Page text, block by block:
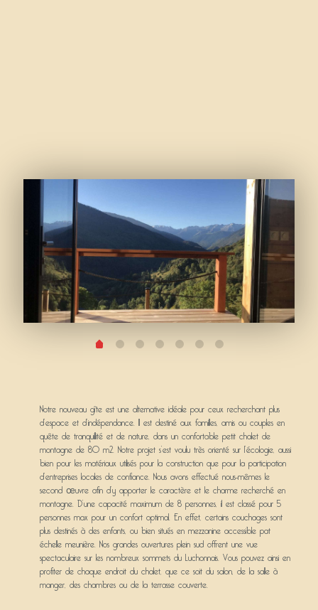
Notre nouveau gîte est une alternative idéale pour ceux recherchant plus
d’espace et d’indépendance. Il est destiné aux familles, amis ou couples en
quête de tranquillité et de nature, dans un confortable petit chalet de
montagne de 80 m2. Notre projet s’est voulu très orienté sur l’écologie, aussi
bien pour les matériaux utilisés pour la construction que pour la participation
d’entreprises locales de confiance. Nous avons effectué nous-mêmes le
second œuvre afin d’y apporter le caractère et le charme recherché en
montagne. D’une capacité maximum de 8 personnes, il est classé pour 5
personnes max pour un confort optimal. En effet, certains couchages sont
plus destinés à des enfants, ou bien situés en mezzanine accessible pat
échelle meunière. Nos grandes ouvertures plein sud offrent une vue
spectaculaire sur les nombreux sommets du Luchonnais. Vous pouvez ainsi en
profiter de chaque endroit du chalet, que ce soit du salon, de la salle à
manger, des chambres ou de la terrasse couverte.